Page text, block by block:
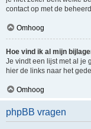
contact op met de
Omhoog
Hoe vind ik al mijn
Je vindt een lijst met al je
hier de links naar het
Omhoog
phpBB vragen